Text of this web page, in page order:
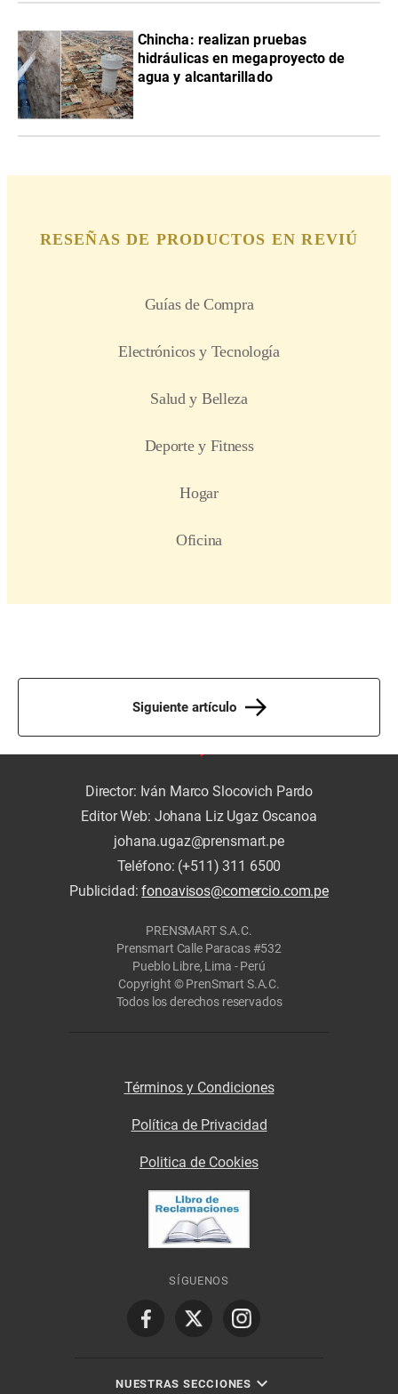
Chincha: realizan pruebas
hidráulicas en megaproyecto de
agua y alcantarillado
Siguiente artículo
Director: Iván Marco Slocovich Pardo
Editor Web: Johana Liz Ugaz Oscanoa
johana.ugaz@prensmart.pe
Teléfono: (+511) 311 6500
Publicidad:fonoavisos@comercio.com.pe
PRENSMART S.A.C.
Prensmart Calle Paracas #532
Pueblo Libre, Lima - Perú
Copyright © PrenSmart S.A.C.
Todos los derechos reservados
Términos y Condiciones
Política de Privacidad
Politica de Cookies
SÍGUENOS
NUESTRAS SECCIONES